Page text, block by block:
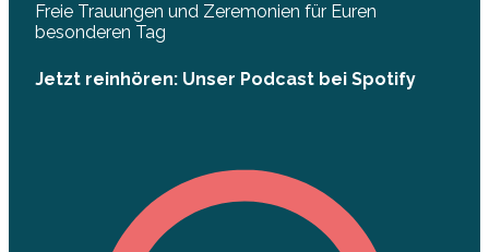
Freie Trauungen und Zeremonien für Euren
besonderen Tag
Jetzt reinhören: Unser Podcast bei Spotify